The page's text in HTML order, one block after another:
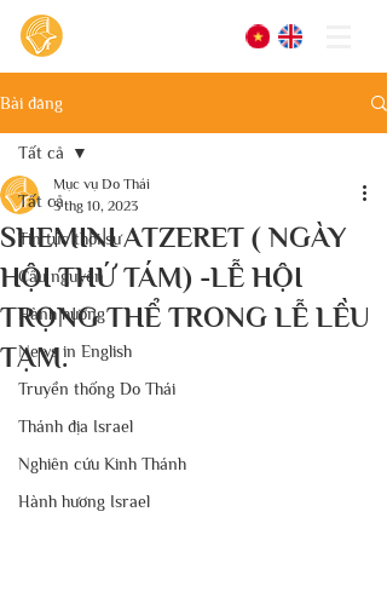
Bài đăng
Tất cả
Tin tức thời sự
Cầu nguyện
Hành hương
News in English
Truyền thống Do Thái
Thánh địa Israel
Nghiên cứu Kinh Thánh
Hành hương Israel
Tất cả
SHEMINI ATZERET ( NGÀY
HỘI THỨ TÁM) -LỄ HỘI
TRỌNG THỂ TRONG LỄ LỀU
TẠM.
Mục vụ Do Thái
5 thg 10, 2023